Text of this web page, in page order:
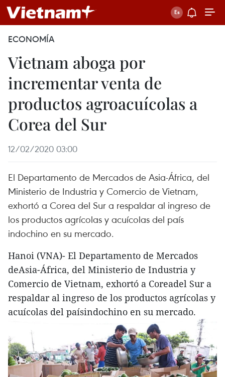
ECONOMÍA
Vietnam aboga por
incrementar venta de
productos agroacuícolas a
Corea del Sur
12/02/2020 03:00
El Departamento de Mercados de Asia-África, del
Ministerio de Industria y Comercio de Vietnam,
exhortó a Corea del Sur a respaldar al ingreso de
los productos agrícolas y acuícolas del país
indochino en su mercado.
Hanoi (VNA)- El Departamento de Mercados
deAsia-África, del Ministerio de Industria y
Comercio de Vietnam, exhortó a Coreadel Sur a
respaldar al ingreso de los productos agrícolas y
acuícolas del paísindochino en su mercado.